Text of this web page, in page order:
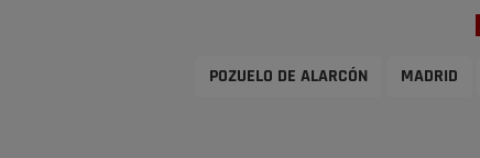
POZUELO DE ALARCÓN MADRID